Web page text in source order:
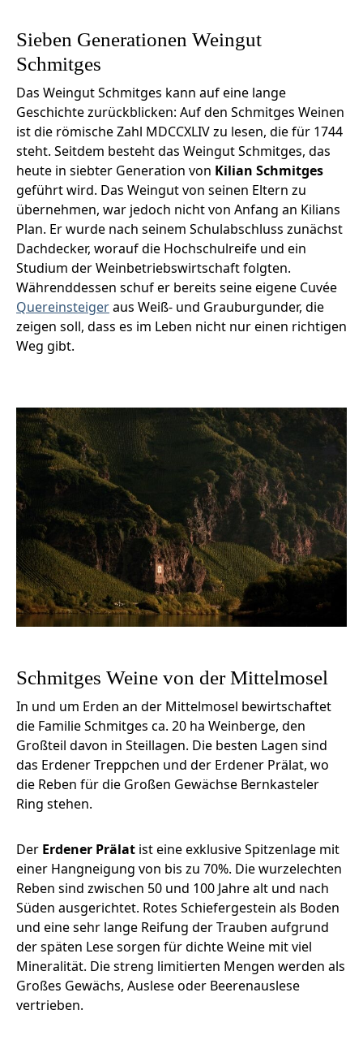
Sieben Generationen Weingut
Schmitges
Das Weingut Schmitges kann auf eine lange
Geschichte zurückblicken: Auf den Schmitges Weinen
ist die römische Zahl MDCCXLIV zu lesen, die für 1744
steht. Seitdem besteht das Weingut Schmitges, das
heute in siebter Generation von Kilian Schmitges
geführt wird. Das Weingut von seinen Eltern zu
übernehmen, war jedoch nicht von Anfang an Kilians
Plan. Er wurde nach seinem Schulabschluss zunächst
Dachdecker, worauf die Hochschulreife und ein
Studium der Weinbetriebswirtschaft folgten.
Währenddessen schuf er bereits seine eigene Cuvée
Quereinsteigeraus Weiß- und Grauburgunder, die
zeigen soll, dass es im Leben nicht nur einen richtigen
Weg gibt.
Schmitges Weine von der Mittelmosel
In und um Erden an der Mittelmosel bewirtschaftet
die Familie Schmitges ca. 20 ha Weinberge, den
Großteil davon in Steillagen. Die besten Lagen sind
das Erdener Treppchen und der Erdener Prälat, wo
die Reben für die Großen Gewächse Bernkasteler
Ring stehen.
Der Erdener Prälat ist eine exklusive Spitzenlage mit
einer Hangneigung von bis zu 70%. Die wurzelechten
Reben sind zwischen 50 und 100 Jahre alt und nach
Süden ausgerichtet. Rotes Schiefergestein als Boden
und eine sehr lange Reifung der Trauben aufgrund
der späten Lese sorgen für dichte Weine mit viel
Mineralität. Die streng limitierten Mengen werden als
Großes Gewächs, Auslese oder Beerenauslese
vertrieben.